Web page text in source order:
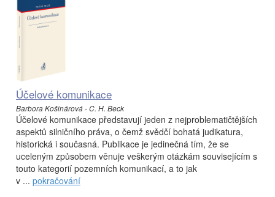
Účelové komunikace
Barbora Košinárová - C. H. Beck
Účelové komunikace představují jeden z nejproblematičtějších
aspektů silničního práva, o čemž svědčí bohatá judikatura,
historická i současná. Publikace je jedinečná tím, že se
uceleným způsobem věnuje veškerým otázkám souvisejícím s
touto kategorií pozemních komunikací, a to jak
v ... pokračování